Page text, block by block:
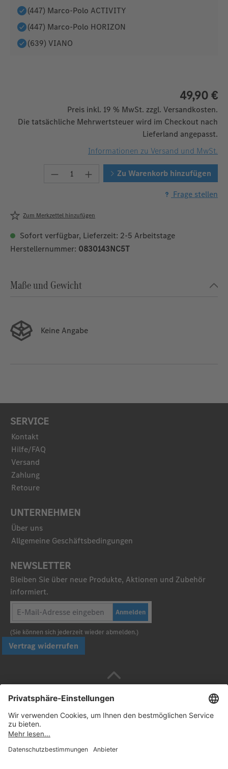
(447) Marco-Polo ACTIVITY
(447) Marco-Polo HORIZON
(639) VIANO
49,90 €
Preis inkl. 19 % MwSt. zzgl. Versandkosten.
Die tatsächliche Mehrwertsteuer wird im Checkout nach
Lieferland angepasst.
Informationen zu Versand und MwSt.
Produkt Anzahl: Gib den
Zu Warenkorb hinzufügen
Frage stellen
Zum Merkzettel hinzufügen
Sofort verfügbar, Lieferzeit: 2-5 Arbeitstage
Herstellernummer: 0830143NC5T
Maße und Gewicht
Keine Angabe
SERVICE
Kontakt
Hilfe/FAQ
Versand
Zahlung
Retoure
UNTERNEHMEN
Über uns
Allgemeine Geschäftsbedingungen
NEWSLETTER
Bleiben Sie über neue Produkte, Aktionen und Zubehör
informiert.
Anmelden
(Sie können sich jederzeit wieder abmelden.)
Vertrag widerrufen
Sicher bezahlen mit